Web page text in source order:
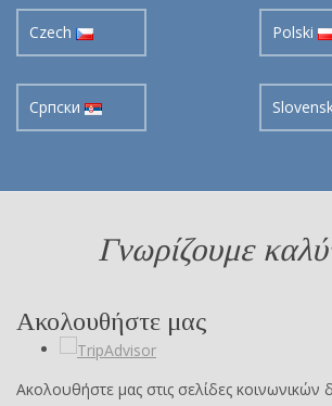
Czech Polski
Cрпски
Γνωρίζουμε
Ακολουθήστε μας
Ακολουθήστε μας στις σελίδες κοινωνικών